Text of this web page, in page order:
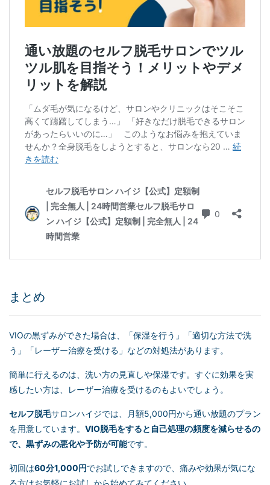
まとめ
VIOの黒ずみができた場合は、「保湿を行う」「適切な方法で洗
う」「レーザー治療を受ける」などの対処法があります。
簡単に行えるのは、洗い方の見直しや保湿です。すぐに効果を実
感したい方は、レーザー治療を受けるのもよいでしょう。
セルフ脱毛サロンハイジでは、月額5,000円から通い放題のプラン
を用意しています。 VIO脱毛をすると自己処理の頻度を減らせるの
で、黒ずみの悪化や予防が可能です。
初回は60分1,000円でお試しできますので、痛みや効果が気にな